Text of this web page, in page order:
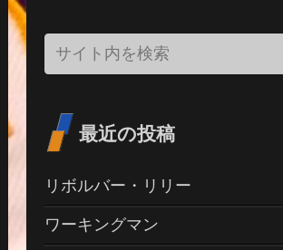
最近の投稿
リボルバー・リリー
ワーキングマン